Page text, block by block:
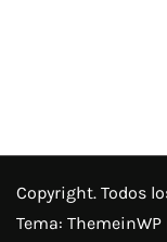
Copyright. Todos
Tema: ThemeinWP